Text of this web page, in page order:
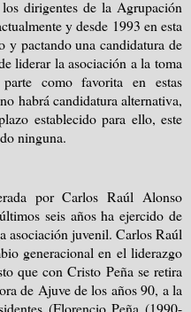
dirigentes de la Agrupación
y desde 1993 en esta
y pactando una candidatura de
liderar la asociación a la toma
como favorita en estas
habrá candidatura alternativa,
establecido para ello, este
ninguna.
por Carlos Raúl Alonso
seis años ha ejercido de
asociación juvenil. Carlos Raúl
generacional en el liderazgo
que con Cristo Peña se retira
de Ajuve de los años 90, a la